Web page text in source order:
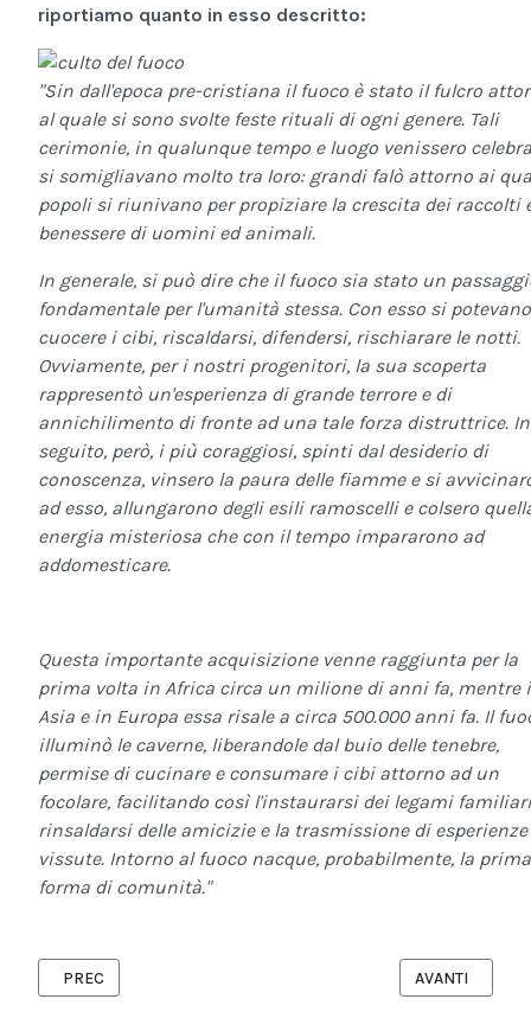
riportiamo quanto in esso descritto:
"Sin dall'epoca pre-cristiana il fuoco è stato il fulcro
al quale si sono svolte feste rituali di ogni genere. Tali
cerimonie, in qualunque tempo e luogo venissero
si somigliavano molto tra loro: grandi falò attorno ai
popoli si riunivano per propiziare la crescita dei raccolti
benessere di uomini ed animali.
In generale, si può dire che il fuoco sia stato un
fondamentale per l'umanità stessa. Con esso si potevano
cuocere i cibi, riscaldarsi, difendersi, rischiarare le notti.
Ovviamente, per i nostri progenitori, la sua scoperta
rappresentò un'esperienza di grande terrore e di
annichilimento di fronte ad una tale forza distruttrice. In
seguito, però, i più coraggiosi, spinti dal desiderio di
conoscenza, vinsero la paura delle fiamme e si
ad esso, allungarono degli esili ramoscelli e colsero
energia misteriosa che con il tempo impararono ad
addomesticare.
Questa importante acquisizione venne raggiunta per la
prima volta in Africa circa un milione di anni fa, mentre
Asia e in Europa essa risale a circa 500.000 anni fa. Il
illuminò le caverne, liberandole dal buio delle tenebre,
permise di cucinare e consumare i cibi attorno ad un
focolare, facilitando così l'instaurarsi dei legami
rinsaldarsi delle amicizie e la trasmissione di esperienze
vissute. Intorno al fuoco nacque, probabilmente, la prima
forma di comunità."
ARTICOLO PRECEDENTE: IL NATALE NEL SALENTO - TUTTI I RITI
PREC ARTICOLO
AVANTI